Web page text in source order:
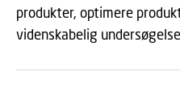
produkter, optimere
videnskabelig